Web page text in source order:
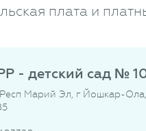
плата и
- детский сад №
Марий Эл, г Йошкар-